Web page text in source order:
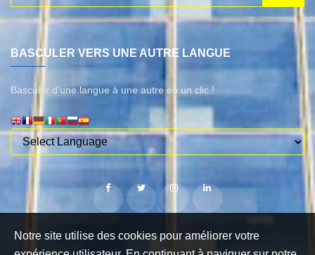
Notre site utilise des cookies pour améliorer votre
BASCULER VERS UNE AUTRE LANGUE
Basculer d'une langue à une autre en un clic !